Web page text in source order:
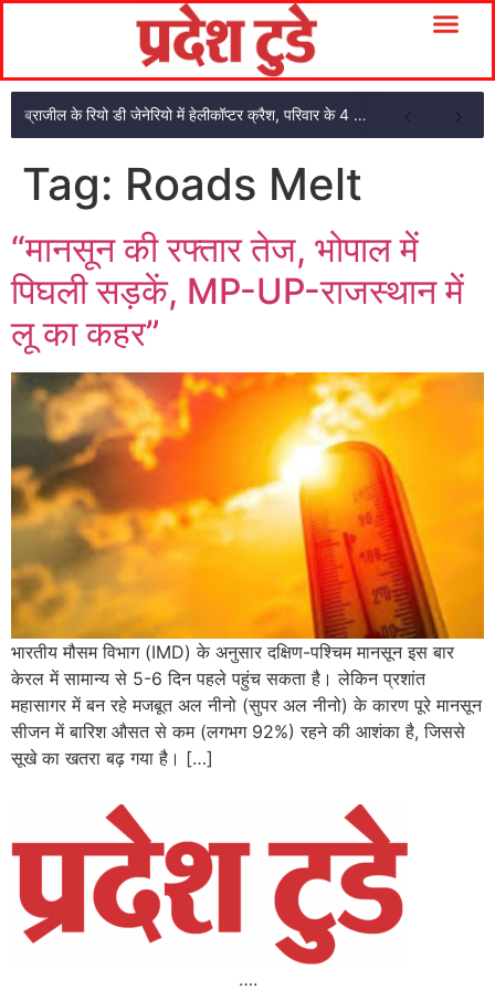
ब्राजील के रियो डी जेनेरियो में हेलीकॉप्टर क्रैश, परिवार के 4 सदस्यों की मौत
Tag: Roads Melt
“मानसून की रफ्तार तेज, भोपाल में
पिघली सड़कें, MP-UP-राजस्थान में
लू का कहर”
भारतीय मौसम विभाग (IMD) के अनुसार दक्षिण-पश्चिम मानसून इस बार
केरल में सामान्य से 5-6 दिन पहले पहुंच सकता है। लेकिन प्रशांत
महासागर में बन रहे मजबूत अल नीनो (सुपर अल नीनो) के कारण पूरे मानसून
सीजन में बारिश औसत से कम (लगभग 92%) रहने की आशंका है, जिससे
सूखे का खतरा बढ़ गया है। […]
….